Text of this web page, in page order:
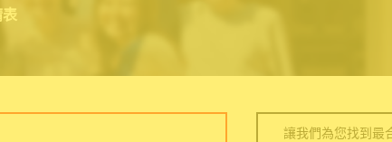
讓我們為您找到最